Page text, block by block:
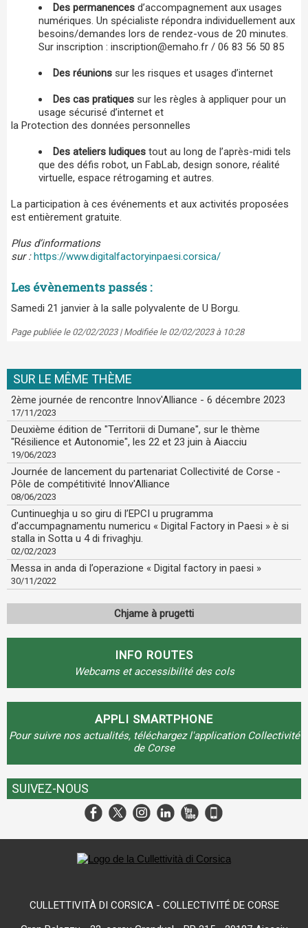
Des permanences d’accompagnement aux usages
numériques. Un spécialiste répondra individuellement aux
besoins/demandes lors de rendez-vous de 20 minutes.
Sur inscription : inscription@emaho.fr / 06 83 56 50 85
Des réunions sur les risques et usages d’internet
Des cas pratiques sur les règles à appliquer pour un
usage sécurisé d’internet et
la Protection des données personnelles
Des ateliers ludiques tout au long de l’après-midi tels
que des défis robot, un FabLab, design sonore, réalité
virtuelle, espace rétrogaming et autres.
La participation à ces événements et aux activités proposées
est entièrement gratuite.
Plus d’informations
sur :https://www.digitalfactoryinpaesi.corsica/
Les évènements passés :
Samedi 21 janvier à la salle polyvalente de U Borgu.
Page publiée le 02/02/2023 | Modifiée le 02/02/2023 à 10:28
SUR LE MÊME THÈME
2ème journée de rencontre Innov'Alliance - 6 décembre 2023
17/11/2023
Deuxième édition de "Territorii di Dumane", sur le thème
"Résilience et Autonomie", les 22 et 23 juin à Aiacciu
19/06/2023
Journée de lancement du partenariat Collectivité de Corse -
Pôle de compétitivité Innov'Alliance
08/06/2023
Cuntinueghja u so giru di l’EPCI u prugramma
d’accumpagnamentu numericu « Digital Factory in Paesi » è si
stalla in Sotta u 4 di frivaghju.
02/02/2023
Messa in anda di l’operazione « Digital factory in paesi »
30/11/2022
Chjame à prugetti
INFO ROUTES
Webcams et accessibilité des cols
APPLI SMARTPHONE
Pour suivre nos actualités, téléchargez l'application Collectivité
de Corse
SUIVEZ-NOUS
CULLETTIVITÀ DI CORSICA - COLLECTIVITÉ DE CORSE